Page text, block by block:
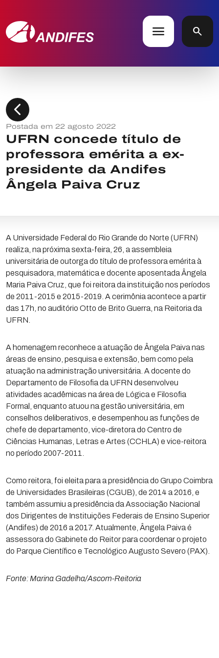
menu search
chevron_left
Postada em 22 agosto 2022
UFRN concede título de
professora emérita a ex-
presidente da Andifes
Ângela Paiva Cruz
A Universidade Federal do Rio Grande do Norte (UFRN)
realiza, na próxima sexta-feira, 26, a assembleia
universitária de outorga do título de professora emérita à
pesquisadora, matemática e docente aposentada Ângela
Maria Paiva Cruz, que foi reitora da instituição nos períodos
de 2011-2015 e 2015-2019. A cerimônia acontece a partir
das 17h, no auditório Otto de Brito Guerra, na Reitoria da
UFRN.
A homenagem reconhece a atuação de Ângela Paiva nas
áreas de ensino, pesquisa e extensão, bem como pela
atuação na administração universitária. A docente do
Departamento de Filosofia da UFRN desenvolveu
atividades acadêmicas na área de Lógica e Filosofia
Formal, enquanto atuou na gestão universitária, em
conselhos deliberativos, e desempenhou as funções de
chefe de departamento, vice-diretora do Centro de
Ciências Humanas, Letras e Artes (CCHLA) e vice-reitora
no período 2007-2011.
Como reitora, foi eleita para a presidência do Grupo Coimbra
de Universidades Brasileiras (CGUB), de 2014 a 2016, e
também assumiu a presidência da Associação Nacional
dos Dirigentes de Instituições Federais de Ensino Superior
(Andifes) de 2016 a 2017. Atualmente, Ângela Paiva é
assessora do Gabinete do Reitor para coordenar o projeto
do Parque Científico e Tecnológico Augusto Severo (PAX).
Fonte: Marina Gadelha/Ascom-Reitoria